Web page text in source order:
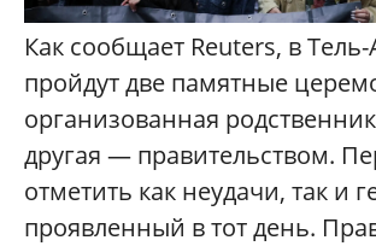
Как сообщает Reuters, в
пройдут две памятные
организованная
другая — правительством.
отметить как неудачи, так и
проявленный в тот день.